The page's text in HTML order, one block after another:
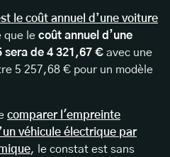
le coût annuel d’une voiture
que le coût annuel d’une
sera de 4 321,67 € avec une
5 257,68 € pour un modèle
comparer l'empreinte
véhicule électrique par
, le constat est sans